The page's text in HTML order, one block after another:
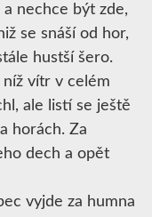
a nechce být zde,
se snáší od hor,
hustší šero.
níž vítr v celém
ale listí se ještě
horách. Za
dech a opět
vyjde za humna